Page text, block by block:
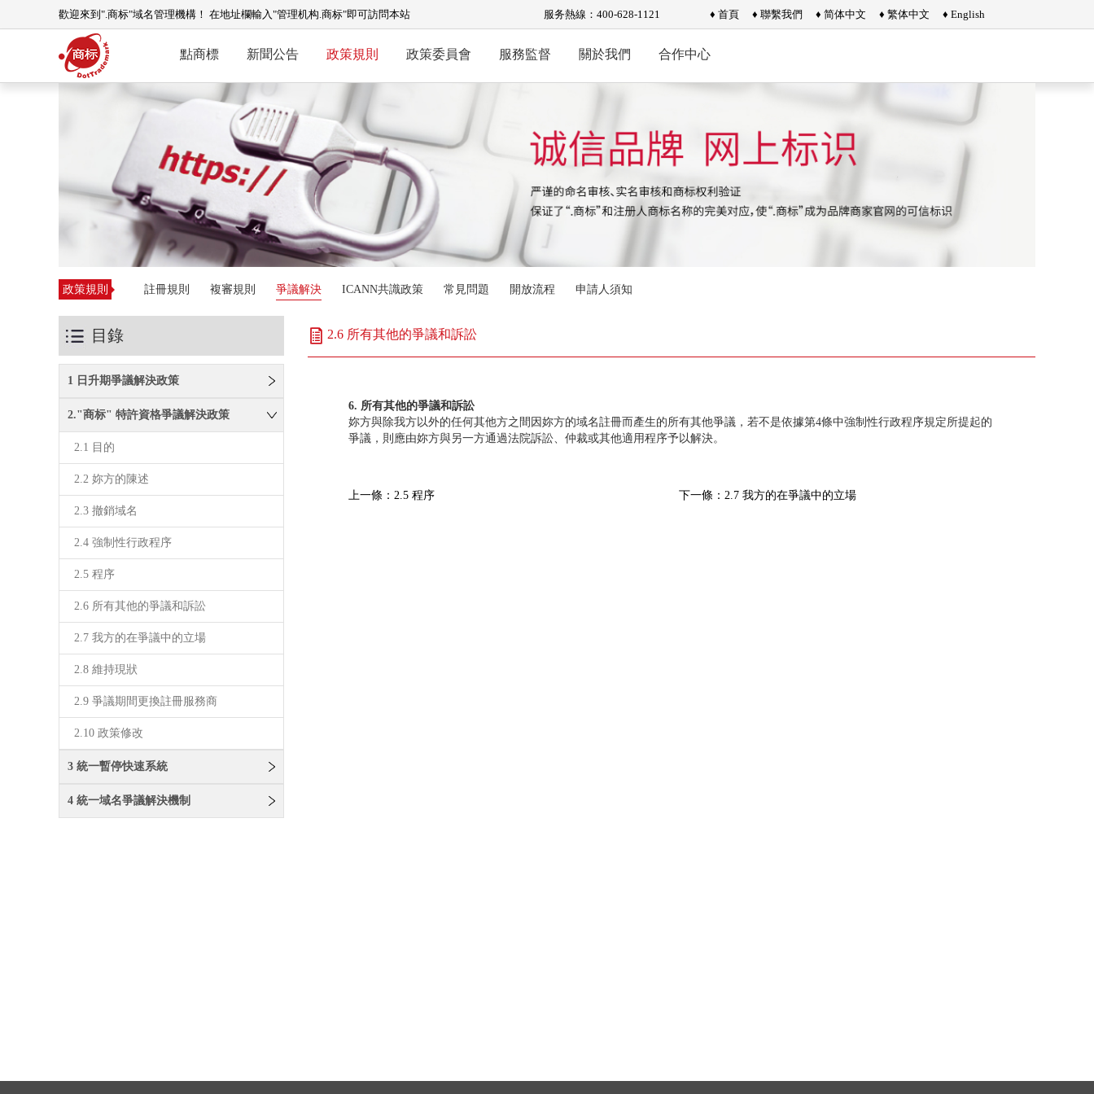
歡迎來到".商标"域名管理機構！ 在地址欄輸入"管理机构.商标"即可訪問本站 服务熱線：400-628-1121 ♦ 首頁 ♦ 聯繫我們 ♦ 简体中文 ♦ 繁体中文 ♦ English
點商標 新聞公告 政策規則 政策委員會 服務監督 關於我們 合作中心
政策規則 註冊規則 複審規則 爭議解決 ICANN共識政策 常見問題 開放流程 申請人須知
目錄
1 日升期爭議解決政策
2."商标" 特許資格爭議解決政策
2.1 目的
2.2 妳方的陳述
2.3 撤銷域名
2.4 強制性行政程序
2.5 程序
2.6 所有其他的爭議和訴訟
2.7 我方的在爭議中的立場
2.8 維持現狀
2.9 爭議期間更換註冊服務商
2.10 政策修改
3 統一暫停快速系統
4 統一域名爭議解決機制
2.6 所有其他的爭議和訴訟
6. 所有其他的爭議和訴訟
妳方與除我方以外的任何其他方之間因妳方的域名註冊而產生的所有其他爭議，若不是依據第4條中強制性行政程序規定所提起的
爭議，則應由妳方與另一方通過法院訴訟、仲裁或其他適用程序予以解決。
上一條：2.5 程序 下一條：2.7 我方的在爭議中的立場